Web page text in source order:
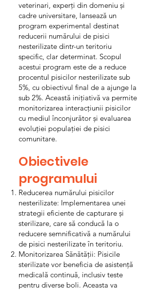
veterinari, experți din domeniu și
cadre universitare, lansează un
program experimental destinat
reducerii numărului de pisici
nesterilizate dintr-un teritoriu
specific, clar determinat. Scopul
acestui program este de a reduce
procentul pisicilor nesterilizate sub
5%, cu obiectivul final de a ajunge la
sub 2%. Această inițiativă va permite
monitorizarea interacțiunii pisicilor
cu mediul înconjurător și evaluarea
evoluției populației de pisici
comunitare.
Obiectivele
programului
Reducerea numărului pisicilor
nesterilizate: Implementarea unei
strategii eficiente de capturare și
sterilizare, care să conducă la o
reducere semnificativă a numărului
de pisici nesterilizate în teritoriu.
Monitorizarea Sănătății: Pisicile
sterilizate vor beneficia de asistență
medicală continuă, inclusiv teste
pentru diverse boli. Aceasta va